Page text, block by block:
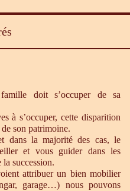
doit s’occuper de sa
à s’occuper, cette disparition
son patrimoine.
dans la majorité des cas, le
et vous guider dans les
succession.
attribuer un bien mobilier
garage…) nous pouvons